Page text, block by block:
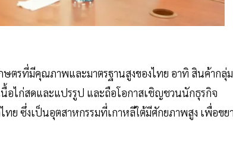
ตรที่มีคุณภาพและมาตรฐานสูงของไทย อาทิ สินค้ากลุ่ม
นื้อไก่สดและแปรรูป และถือโอกาสเชิญชวนนักธุรกิจ
ทย ซึ่งเป็นอุตสาหกรรมที่เกาหลีใต้มีศักยภาพสูง เพื่อขย